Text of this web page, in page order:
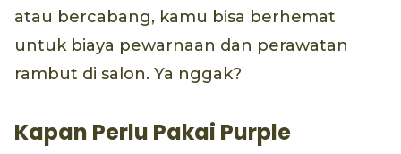
atau bercabang, kamu bisa berhemat
untuk biaya pewarnaan dan perawatan
rambut di salon. Ya nggak?
Kapan Perlu Pakai Purple